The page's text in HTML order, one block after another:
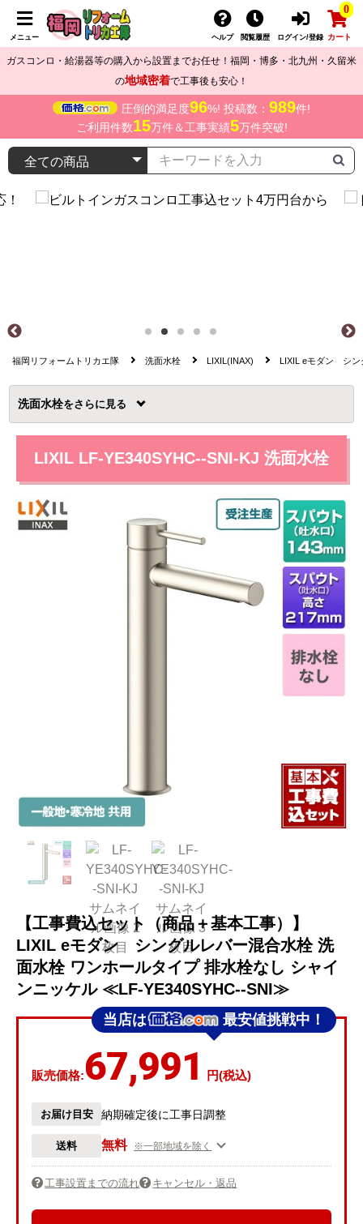
メニュー ヘルプ 閲覧履歴 ログイン/登録
0
カート
ガスコンロ・給湯器等の購入から設置までお任せ！福岡・博多・北九州・久留米
の地域密着で工事後も安心！
圧倒的満足度96%! 投稿数： 989件!
ご利用件数15万件＆工事実績5万件突破!
福岡リフォームトリカエ隊 洗面水栓 LIXIL(INAX) LIXIL eモダン シン
洗面水栓を
LIXIL LF-YE340SYHC--SNI-KJ 洗面水栓
【工事費込セット（商品＋基本工事）】
LIXIL eモダン シングルレバー混合水栓 洗
面水栓 ワンホールタイプ 排水栓なし シャイ
ンニッケル ≪LF-YE340SYHC--SNI≫
当店は 最安値挑戦中！
販売価格:67,991 円(税込)
お届け目安 納期確定後に工事日調整
送料 無料 ※一部地域を除く
工事設置までの流れ キャンセル・返品